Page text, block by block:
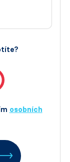
osobních